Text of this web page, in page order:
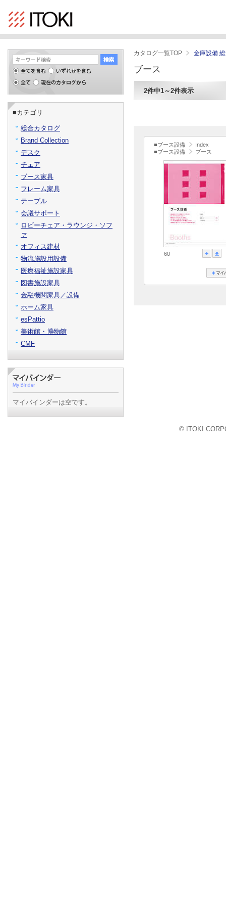
カタログ一覧TOP 金庫設備
ブース
2件中1～2件表示
■ブース設備
Index
■ブース設備
ブース
60
■カテゴリ
総合カタログ
Brand Collection
デスク
チェア
ブース家具
フレーム家具
テーブル
会議サポート
ロビーチェア・ラウンジ・ソフ
ァ
オフィス建材
物流施設用設備
医療福祉施設家具
図書施設家具
金融機関家具／設備
ホーム家具
esPattio
美術館・博物館
CMF
マイバインダーは空です。
© ITOKI